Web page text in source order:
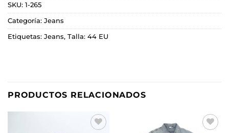
SKU: 1-265
Categoría: Jeans
Etiquetas: Jeans, Talla: 44 EU
PRODUCTOS RELACIONADOS